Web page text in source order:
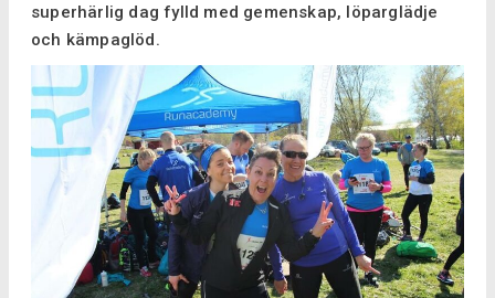
superhärlig dag fylld med gemenskap, löparglädje
och kämpaglöd.